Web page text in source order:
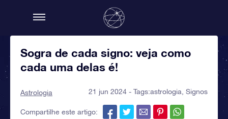
Sogra de cada signo: veja como
cada uma delas é!
Astrologia 21 jun 2024 - Tags:astrologia Signos
Compartilhe este artigo: